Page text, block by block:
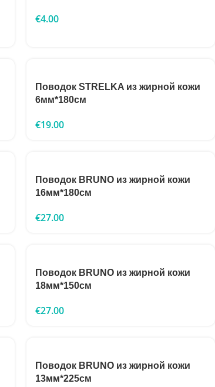
€4.00
Поводок STRELKA из жирной кожи
6мм*180см
€19.00
Поводок BRUNO из жирной кожи
16мм*180см
€27.00
Поводок BRUNO из жирной кожи
18мм*150см
€27.00
Поводок BRUNO из жирной кожи
13мм*225см